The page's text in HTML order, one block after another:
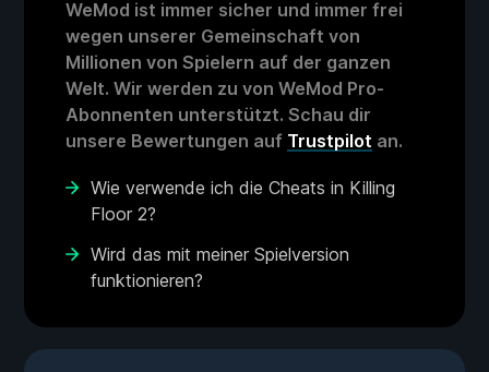
WeMod ist immer sicher und immer frei
wegen unserer Gemeinschaft von
Millionen von Spielern auf der ganzen
Welt. Wir werden zu von WeMod Pro-
Abonnenten unterstützt. Schau dir
unsere Bewertungen auf Trustpilot an.
Wie verwende ich die Cheats in Killing
Floor 2?
Wird das mit meiner Spielversion
funktionieren?